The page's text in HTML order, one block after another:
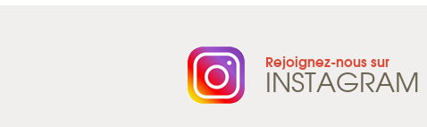
Rejoignez-nous sur
INSTAGRAM